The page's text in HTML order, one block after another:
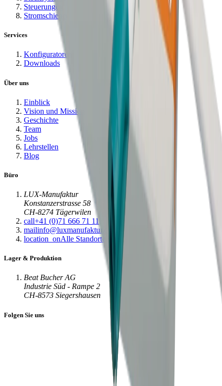
Steuerungen
Stromschienen
Services
Konfiguratoren
Downloads
Über uns
Einblick
Vision und Mission
Geschichte
Team
Jobs
Lehrstellen
Blog
Büro
LUX-Manufaktur
Konstanzerstrasse 58
CH-8274 Tägerwilen
call+41 (0)71 666 71 11
mailinfo@luxmanufaktur.ch
location_onAlle Standorte
Lager & Produktion
Beat Bucher AG
Industrie Süd - Rampe 2
CH-8573 Siegershausen
Folgen Sie uns